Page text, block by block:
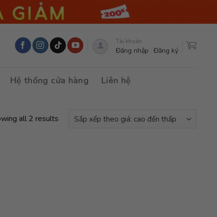
Tài khoản
Đăng nhập Đăng ký
Hệ thống cửa hàng Liên hệ
all 2 results